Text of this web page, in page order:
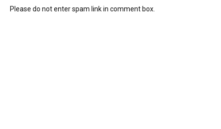
Please do not enter spam link in comment box.